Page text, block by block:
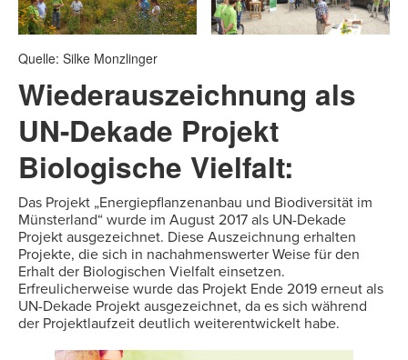
Quelle: Silke Monzlinger
Wiederauszeichnung als
UN-Dekade Projekt
Biologische Vielfalt:
Das Projekt „Energiepflanzenanbau und Biodiversität im
Münsterland“ wurde im August 2017 als UN-Dekade
Projekt ausgezeichnet. Diese Auszeichnung erhalten
Projekte, die sich in nachahmenswerter Weise für den
Erhalt der Biologischen Vielfalt einsetzen.
Erfreulicherweise wurde das Projekt Ende 2019 erneut als
UN-Dekade Projekt ausgezeichnet, da es sich während
der Projektlaufzeit deutlich weiterentwickelt habe.